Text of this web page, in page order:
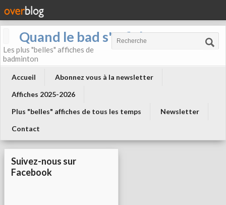
Quand le bad s'affiche !
Les plus "belles" affiches de
badminton
Accueil
Abonnez vous à la newsletter
Affiches 2025-2026
Plus "belles" affiches de tous les temps
Newsletter
Contact
Suivez-nous sur
Facebook